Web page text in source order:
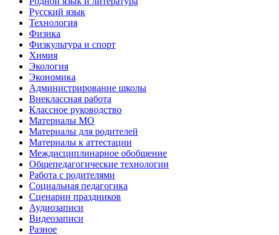
Русский язык
Технология
Физика
Физкультура и спорт
Химия
Экология
Экономика
Администрирование школы
Внеклассная работа
Классное руководство
Материалы МО
Материалы для родителей
Материалы к аттестации
Междисциплинарное обобщение
Общепедагогические технологии
Работа с родителями
Социальная педагогика
Сценарии праздников
Аудиозаписи
Видеозаписи
Разное